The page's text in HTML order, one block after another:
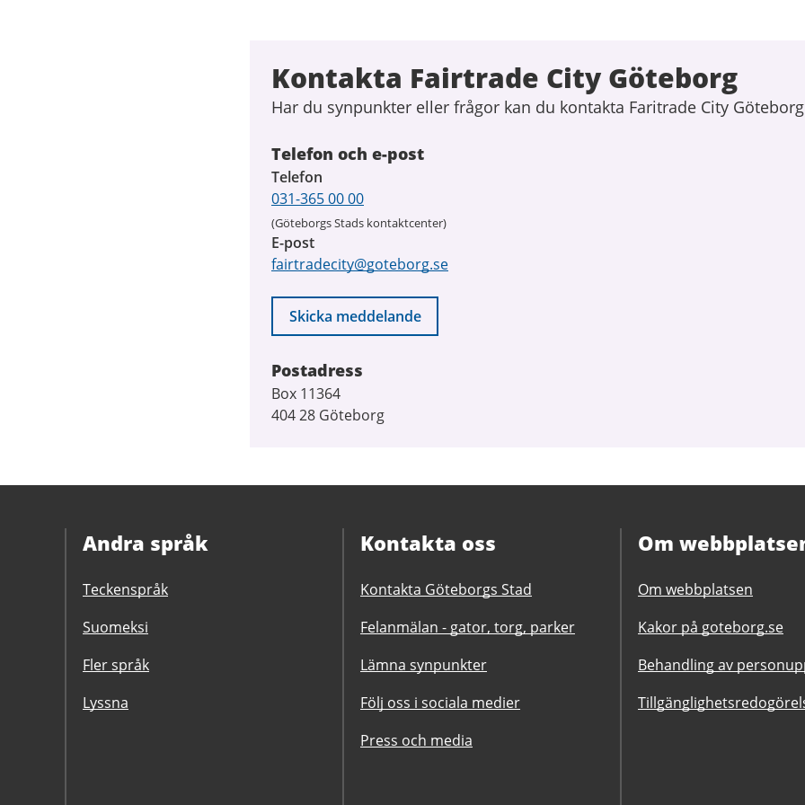
Kontakta Fairtrade City Göteborg
Har du synpunkter eller frågor kan du kontakta Faritrade City
Telefon och e-post
Telefon
031-365 00 00
(Göteborgs Stads kontaktcenter)
E-post
fairtradecity@goteborg.se
Skicka meddelande
Postadress
Box 11364
404 28 Göteborg
Andra språk
Teckenspråk
Suomeksi
Fler språk
Lyssna
Kontakta oss
Kontakta Göteborgs Stad
Felanmälan - gator, torg, parker
Lämna synpunkter
Följ oss i sociala medier
Press och media
Om
Om webbplatsen
Kakor på goteborg.se
Behandling av